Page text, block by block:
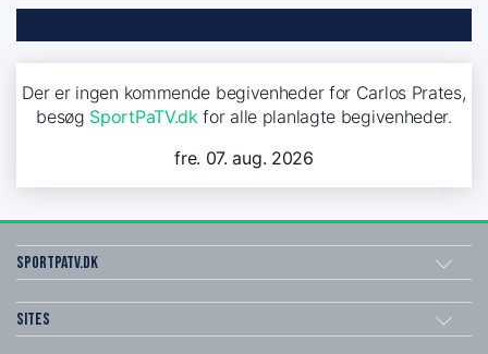
Der er ingen kommende begivenheder for Carlos Prates,
besøg SportPaTV.dk for alle planlagte begivenheder.
fre. 07. aug. 2026
SportPaTV.dk
Sites